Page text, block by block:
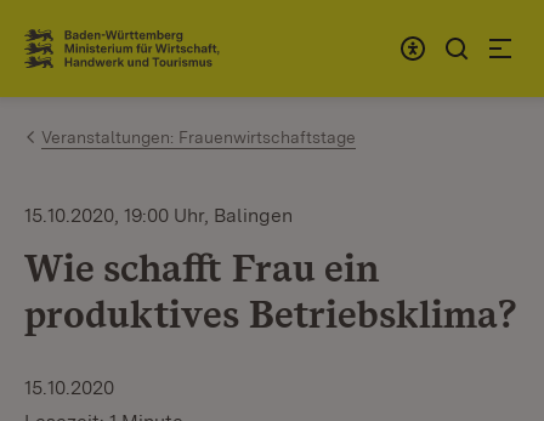
Zum Inhalt springen
Link zur Startseite
Veranstaltungen: Frauenwirtschaftstage
15.10.2020, 19:00 Uhr, Balingen
Wie schafft Frau ein
produktives Betriebsklima?
15.10.2020